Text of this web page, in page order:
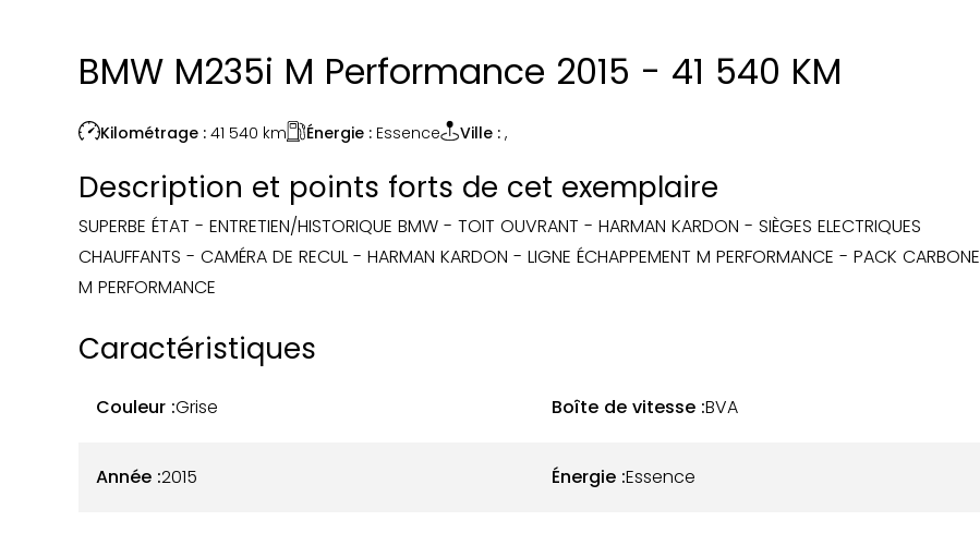
BMW M235i M Performance 2015 - 41 540 KM
Kilométrage : 41 540 km Énergie : Essence Ville : ,
Description et points forts de cet exemplaire
SUPERBE ÉTAT - ENTRETIEN/HISTORIQUE BMW - TOIT OUVRANT - HARMAN KARDON - SIÈGES ELECTRIQUES
CHAUFFANTS - CAMÉRA DE RECUL - HARMAN KARDON - LIGNE ÉCHAPPEMENT M PERFORMANCE - PACK CARBONE
M PERFORMANCE
Caractéristiques
Couleur :Grise Boîte de vitesse :BVA
Année :2015 Énergie :Essence